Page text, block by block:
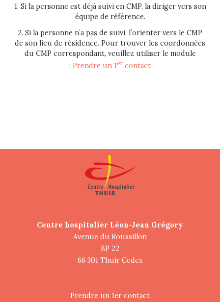
1. Si la personne est déjà suivi en CMP, la diriger vers son
équipe de référence.
2. Si la personne n’a pas de suivi, l’orienter vers le CMP
de son lieu de résidence. Pour trouver les coordonnées
du CMP correspondant, veuillez utiliser le module
: Prendre un 1er contact
Centre hospitalier Léon-Jean Grégory
Avenue du Roussillon
BP 22
66 301 Thuir Cedex
Prendre un 1er contact